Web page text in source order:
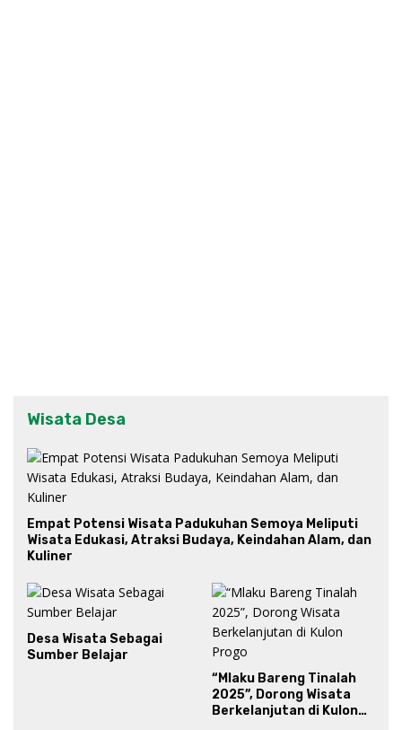
Wisata Desa
Empat Potensi Wisata Padukuhan Semoya Meliputi
Wisata Edukasi, Atraksi Budaya, Keindahan Alam, dan
Kuliner
Desa Wisata Sebagai
Sumber Belajar
“Mlaku Bareng Tinalah
2025”, Dorong Wisata
Berkelanjutan di Kulon